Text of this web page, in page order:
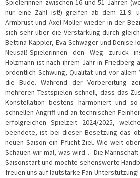
Spielerinnen zwischen 16 und 51 Jahren
nur eine Zahl ist!) greifen ab dem 21.9.
Armbrust und Axel Möller wieder in der
sich sehr über die Verstärkung durch
Bettina Kappler, Eva Schwager und Denise
Neusäß-Spielerinnen den Weg zurück
Holzmann ist nach ihrem Jahr in Friedberg
ordentlich Schwung, Qualität und vor allem
die Bude. Während der Vorbereitung
mehreren Testspielen schnell, dass das
Konstellation bestens harmoniert und
schnellen Angriff und an technischen
erfolgreichen Spielzeit 2024/2025,
beendete, ist bei dieser Besetzung das
neuen Saison ein Pflicht-Ziel. Wie weit
Schauen wir mal, was wird… Die
Saisonstart und möchte sehenswerte
freuen uns auf lautstarke Fan-